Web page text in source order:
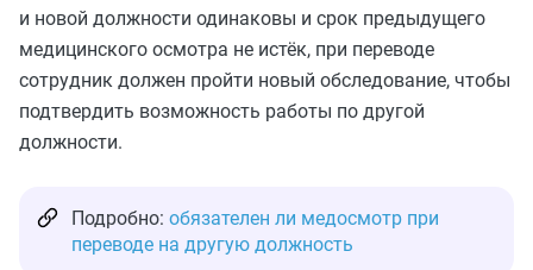
и новой должности одинаковы и срок предыдущего
медицинского осмотра не истёк, при переводе
сотрудник должен пройти новый обследование, чтобы
подтвердить возможность работы по другой
должности.
Подробно: обязателен ли медосмотр при
переводе на другую должность